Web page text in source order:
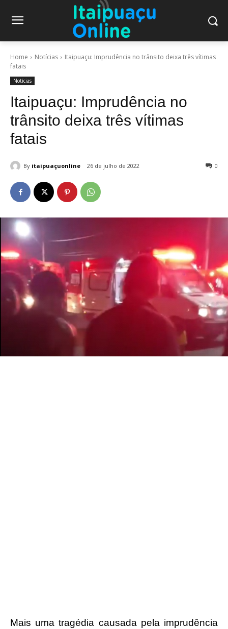
Home Notícias
Itaipuaçu: Imprudência no trânsito deixa três vítimas
fatais
Notícias
Itaipuaçu: Imprudência no
trânsito deixa três vítimas
fatais
By itaipuaçuonline 26 de julho de 2022 0
Mais uma tragédia causada pela imprudência